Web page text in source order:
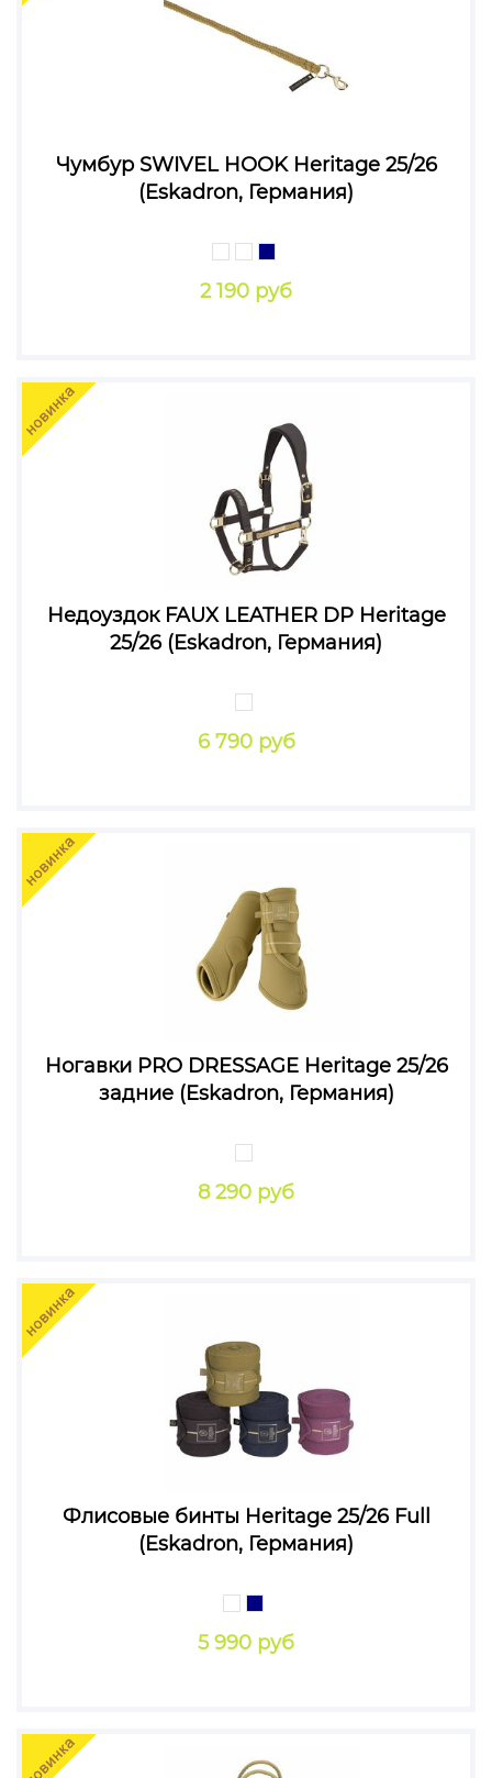
Чумбур SWIVEL HOOK Heritage 25/26
(Eskadron, Германия)
2 190 руб
Недоуздок FAUX LEATHER DP Heritage
25/26 (Eskadron, Германия)
6 790 руб
Ногавки PRO DRESSAGE Heritage 25/26
задние (Eskadron, Германия)
8 290 руб
Флисовые бинты Heritage 25/26 Full
(Eskadron, Германия)
5 990 руб